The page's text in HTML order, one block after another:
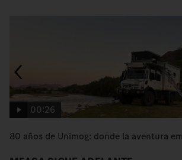
00:26
80 años de Unimog: donde la aventura